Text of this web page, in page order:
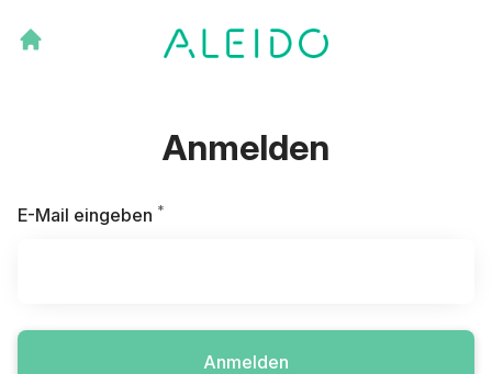
Anmelden
E-Mail eingeben *
Anmelden